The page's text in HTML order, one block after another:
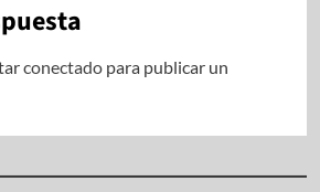
conectadopara publicar un